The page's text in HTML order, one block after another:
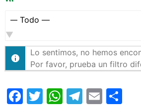
Mostrar:
Lo sentimos, no hemos
Por favor, prueba un filtro
Facebook
Twitter
WhatsApp
Email